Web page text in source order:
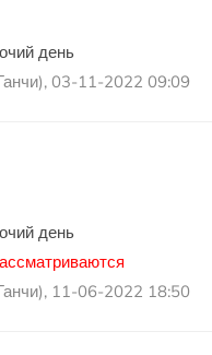
день
03-11-2022 09:09
день
11-06-2022 18:50